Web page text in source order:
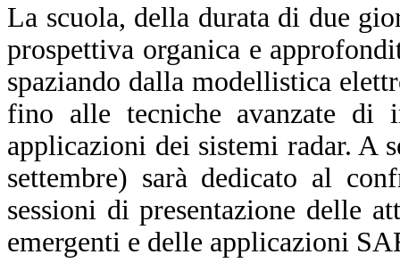
La scuola, della durata di due
prospettiva organica e
spaziando dalla modellistica
fino alle tecniche avanzate
applicazioni dei sistemi radar. A
settembre) sarà dedicato al
sessioni di presentazione delle
emergenti e delle applicazioni